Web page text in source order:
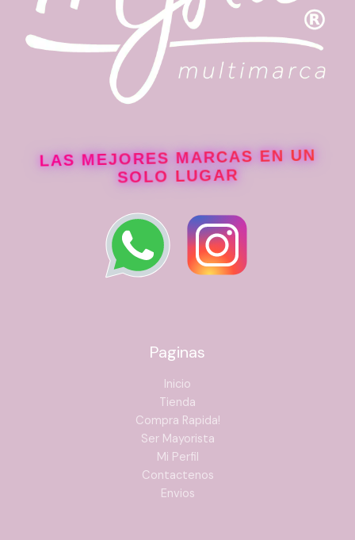
Preguntas Frecuentes:
¿Puedo usarla en cabello teñido o con tratamientos
¿Debo enjuagarla o se deja en el cabello?
LAS MEJORES MARCAS EN UN
SOLO LUGAR
Paginas
Inicio
Tienda
Compra Rapida!
Ser Mayorista
Mi Perfil
Contactenos
Envios